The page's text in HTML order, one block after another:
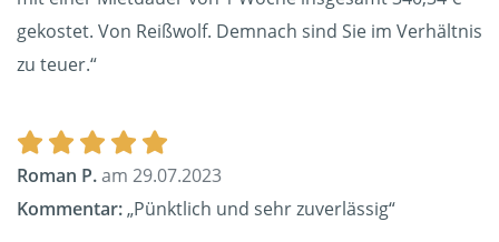
gekostet. Von Reißwolf. Demnach sind Sie im Verhältnis
zu teuer.“
Roman P.am 29.07.2023
Kommentar:„Pünktlich und sehr zuverlässig“